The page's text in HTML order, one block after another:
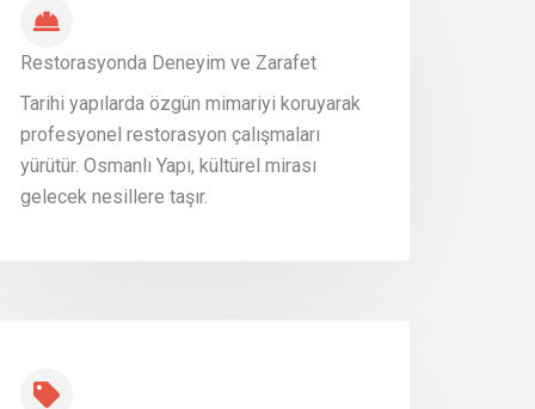
Restorasyonda Deneyim ve Zarafet
Tarihi yapılarda özgün mimariyi koruyarak
profesyonel restorasyon çalışmaları
yürütür. Osmanlı Yapı, kültürel mirası
gelecek nesillere taşır.